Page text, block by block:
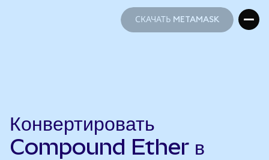
СКАЧАТЬ METAMASK
Конвертировать
Compound Ether в